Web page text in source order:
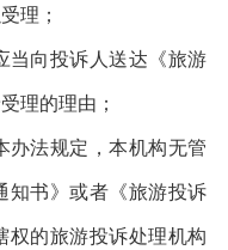
予以受理；
向投诉人送达《旅游
予受理的理由；
法规定，本机构无管
知书》或者《旅游投诉
的旅游投诉处理机构